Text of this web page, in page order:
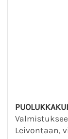
Leivontaan,